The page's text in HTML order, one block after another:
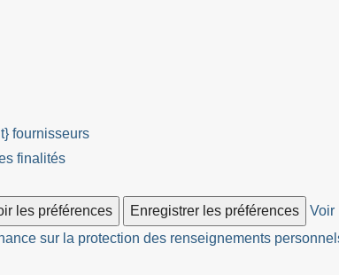
fournisseurs
finalités
les préférences Enregistrer les préférences
Voir
sur la protection des renseignements